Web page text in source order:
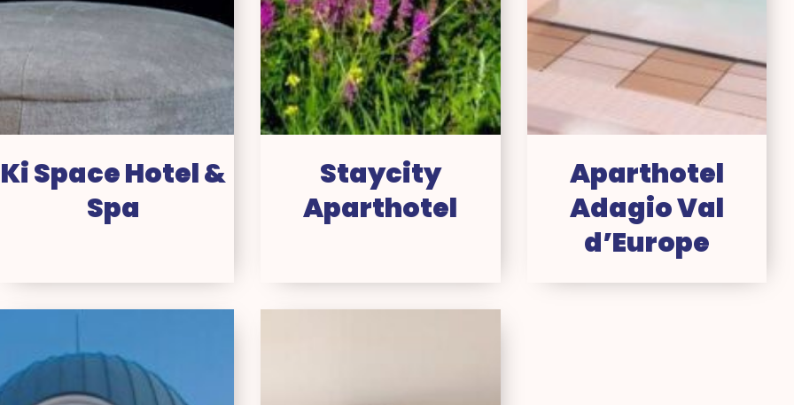
Ki Space Hotel &
Spa
Staycity
Aparthotel
Aparthotel
Adagio Val
d’Europe
Val
d’Europe